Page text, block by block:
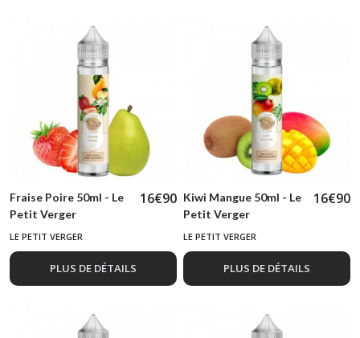
Fraise Poire 50ml - Le
Petit Verger
16€90
LE PETIT VERGER
PLUS DE DÉTAILS
Kiwi Mangue 50ml - Le
Petit Verger
16€90
LE PETIT VERGER
PLUS DE DÉTAILS